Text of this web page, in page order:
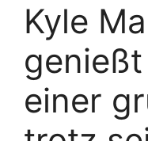
Kyle
einer